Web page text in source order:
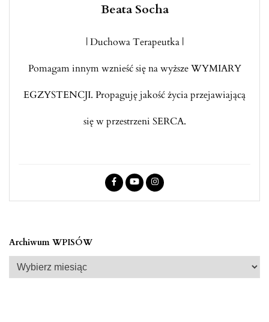
Beata Socha
| Duchowa Terapeutka |
Pomagam innym wznieść się na wyższe WYMIARY
EGZYSTENCJI. Propaguję jakość życia przejawiającą
się w przestrzeni SERCA.
Archiwum WPISÓW
Archiwum